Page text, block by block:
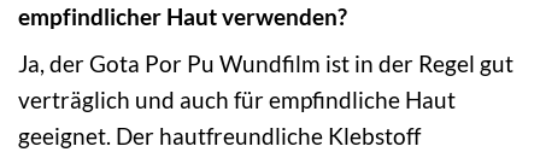
empfindlicher Haut verwenden?
Ja, der Gota Por Pu Wundfilm ist in der Regel gut
verträglich und auch für empfindliche Haut
geeignet. Der hautfreundliche Klebstoff